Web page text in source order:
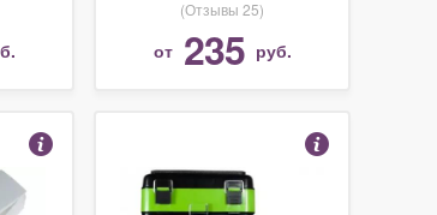
(Отзывы 25)
от 235 руб.